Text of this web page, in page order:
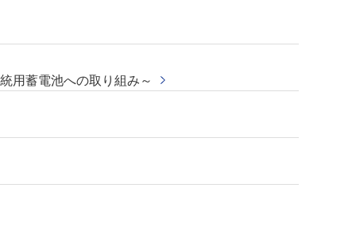
用蓄電池への取り組み～